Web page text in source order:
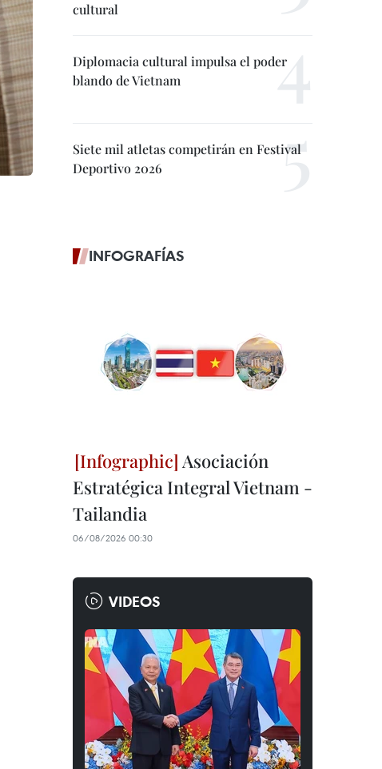
cultural
Diplomacia cultural impulsa el poder
blando de Vietnam
Siete mil atletas competirán en Festival
Deportivo 2026
INFOGRAFÍAS
Asociación
Estratégica Integral Vietnam -
Tailandia
06/08/2026 00:30
VIDEOS